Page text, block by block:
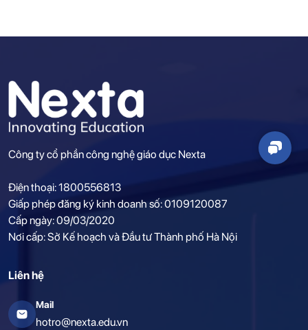
Công ty cổ phần công nghệ giáo dục Nexta
Điện thoại: 1800556813
Giấp phép đăng ký kinh doanh số: 0109120087
Cấp ngày: 09/03/2020
Nơi cấp: Sở Kế hoạch và Đầu tư Thành phố Hà Nội
Liên hệ
Mail
hotro@nexta.edu.vn